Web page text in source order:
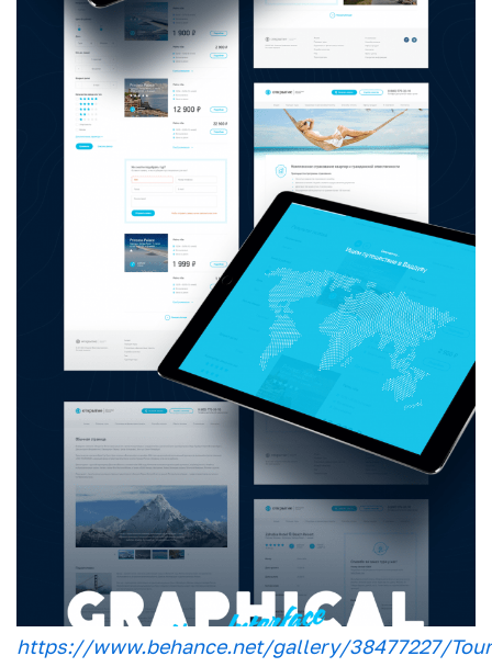
https://www.behance.net/gallery/38477227/